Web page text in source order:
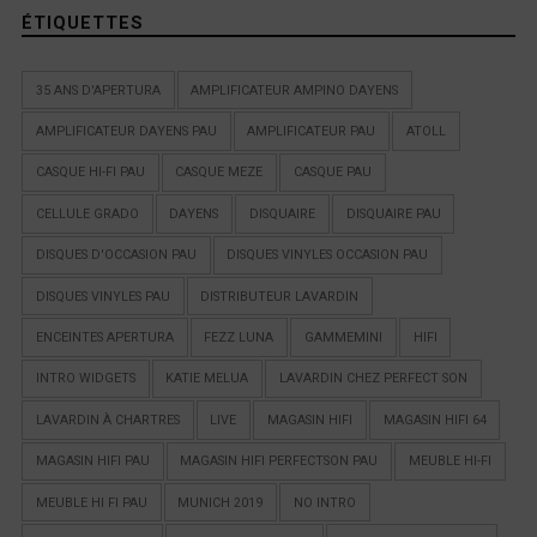
ÉTIQUETTES
35 ANS D'APERTURA AMPLIFICATEUR AMPINO DAYENS
AMPLIFICATEUR DAYENS PAU AMPLIFICATEUR PAU ATOLL
CASQUE HI-FI PAU CASQUE MEZE CASQUE PAU
CELLULE GRADO DAYENS DISQUAIRE DISQUAIRE PAU
DISQUES D'OCCASION PAU DISQUES VINYLES OCCASION PAU
DISQUES VINYLES PAU DISTRIBUTEUR LAVARDIN
ENCEINTES APERTURA FEZZ LUNA GAMMEMINI HIFI
INTRO WIDGETS KATIE MELUA LAVARDIN CHEZ PERFECT SON
LAVARDIN À CHARTRES LIVE MAGASIN HIFI MAGASIN HIFI 64
MAGASIN HIFI PAU MAGASIN HIFI PERFECTSON PAU MEUBLE HI-FI
MEUBLE HI FI PAU MUNICH 2019 NO INTRO